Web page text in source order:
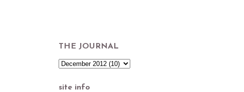
THE JOURNAL
site info